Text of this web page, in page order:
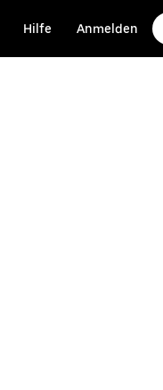
Hilfe Anmelden